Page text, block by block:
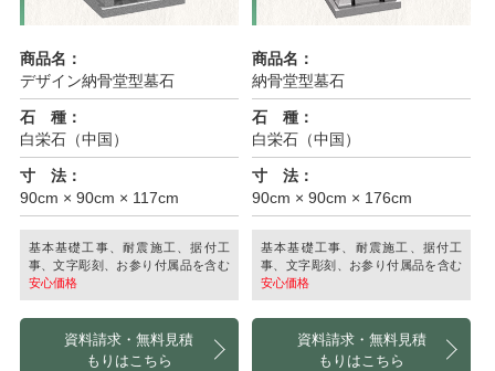
商品名：
デザイン納骨堂型墓石
石 種：
白栄石（中国）
寸 法：
90cm × 90cm × 117cm
基本基礎工事、耐震施工、据付工
事、文字彫刻、お参り付属品を含む
安心価格
資料請求・無料見積
もりはこちら
商品名：
納骨堂型墓石
石 種：
白栄石（中国）
寸 法：
90cm × 90cm × 176cm
基本基礎工事、耐震施工、据付工
事、文字彫刻、お参り付属品を含む
安心価格
資料請求・無料見積
もりはこちら